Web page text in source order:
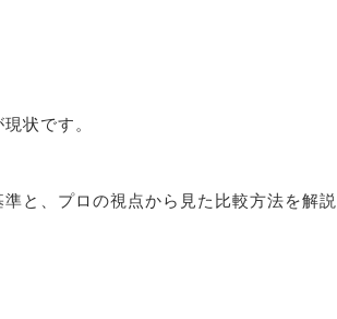
状です。
と、プロの視点から見た比較方法を解説